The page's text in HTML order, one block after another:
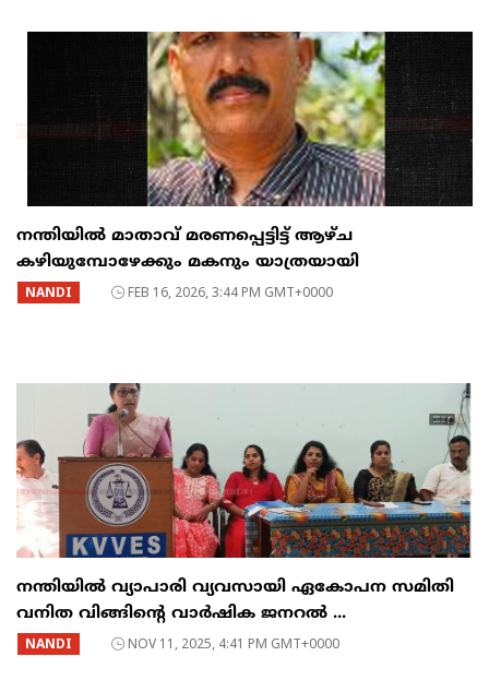
നന്തിയിൽ മാതാവ് മരണപ്പെട്ടിട്ട് ആഴ്ച
കഴിയുമ്പോഴേക്കും മകനും യാത്രയായി
NANDI FEB 16, 2026, 3:44 PM GMT+0000
നന്തിയിൽ വ്യാപാരി വ്യവസായി ഏകോപന സമിതി
വനിത വിങ്ങിന്റെ വാർഷിക ജനറൽ ...
NANDI NOV 11, 2025, 4:41 PM GMT+0000